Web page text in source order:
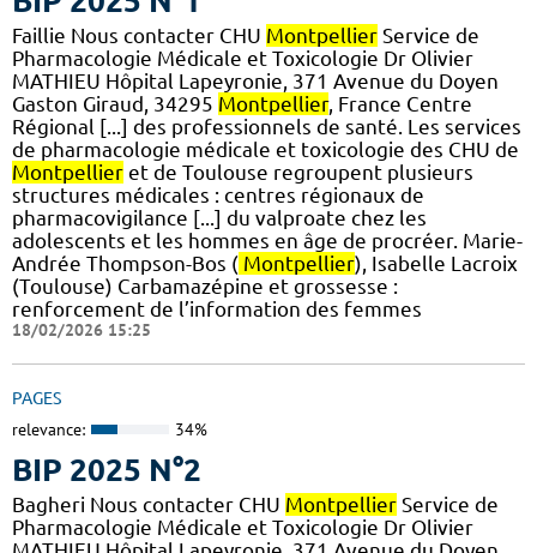
Faillie Nous contacter CHU Montpellier Service de
Pharmacologie Médicale et Toxicologie Dr Olivier
MATHIEU Hôpital Lapeyronie, 371 Avenue du Doyen
Gaston Giraud, 34295 Montpellier, France Centre
Régional [...] des professionnels de santé. Les services
de pharmacologie médicale et toxicologie des CHU de
Montpellier et de Toulouse regroupent plusieurs
structures médicales : centres régionaux de
pharmacovigilance [...] du valproate chez les
adolescents et les hommes en âge de procréer. Marie-
Andrée Thompson-Bos ( Montpellier), Isabelle Lacroix
(Toulouse) Carbamazépine et grossesse :
renforcement de l’information des femmes
18/02/2026 15:25
PAGES
relevance: 34%
BIP 2025 N°2
Bagheri Nous contacter CHU Montpellier Service de
Pharmacologie Médicale et Toxicologie Dr Olivier